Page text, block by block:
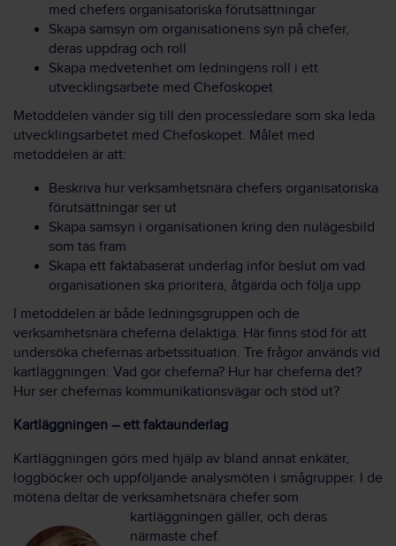
med chefers organisatoriska förutsättningar
Skapa samsyn om organisationens syn på chefer,
deras uppdrag och roll
Skapa medvetenhet om ledningens roll i ett
utvecklingsarbete med Chefoskopet
Metoddelen vänder sig till den processledare som ska leda
utvecklingsarbetet med Chefoskopet. Målet med
metoddelen är att:
Beskriva hur verksamhetsnära chefers organisatoriska
förutsättningar ser ut
Skapa samsyn i organisationen kring den nulägesbild
som tas fram
Skapa ett faktabaserat underlag inför beslut om vad
organisationen ska prioritera, åtgärda och följa upp
I metoddelen är både ledningsgruppen och de
verksamhetsnära cheferna delaktiga. Här finns stöd för att
undersöka chefernas arbetssituation. Tre frågor används vid
kartläggningen: Vad gör cheferna? Hur har cheferna det?
Hur ser chefernas kommunikationsvägar och stöd ut?
Kartläggningen – ett faktaunderlag
Kartläggningen görs med hjälp av bland annat enkäter,
loggböcker och uppföljande analysmöten i smågrupper. I de
mötena deltar de verksamhetsnära chefer som
kartläggningen gäller, och deras
närmaste chef.